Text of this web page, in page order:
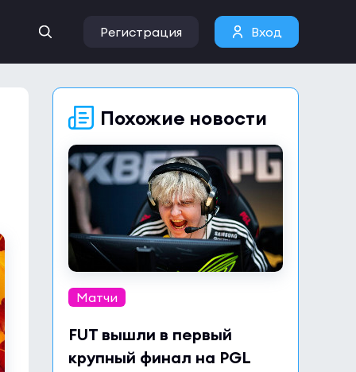
Регистрация Вход
Похожие новости
Матчи
FUT вышли в первый
крупный финал на PGL